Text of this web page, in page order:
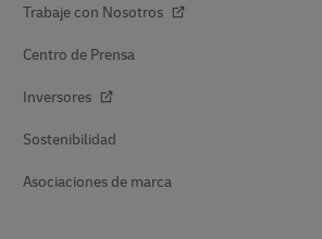
Trabaje con Nosotros
Centro de Prensa
Inversores
Sostenibilidad
Asociaciones de marca